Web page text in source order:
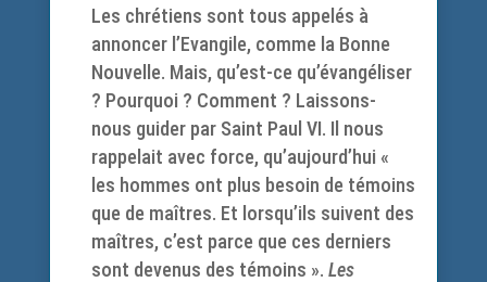
Les chrétiens sont tous appelés à
annoncer l’Evangile, comme la Bonne
Nouvelle. Mais, qu’est-ce qu’évangéliser
? Pourquoi ? Comment ? Laissons-
nous guider par Saint Paul VI. Il nous
rappelait avec force, qu’aujourd’hui «
les hommes ont plus besoin de témoins
que de maîtres. Et lorsqu’ils suivent des
maîtres, c’est parce que ces derniers
sont devenus des témoins ». Les